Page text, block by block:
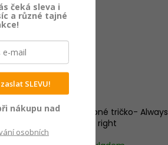
Dámské vtipné tričko- Always
right
čeká sleva i
a různé tajné
SLEVU!
nákupu nad
osobních